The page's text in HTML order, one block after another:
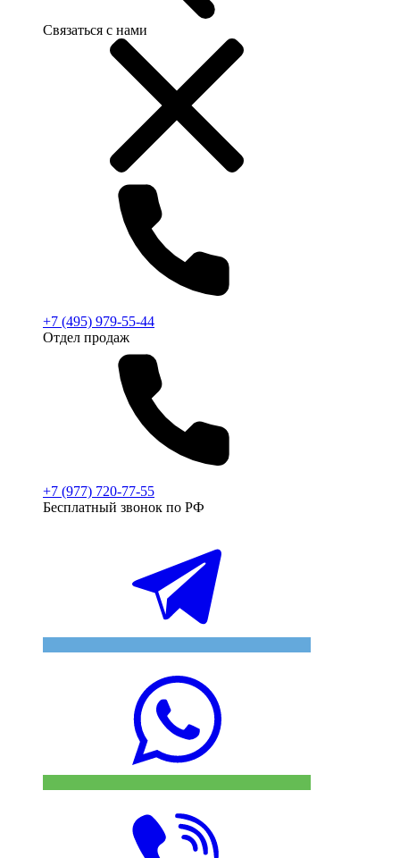
Связаться с нами
+7 (495) 979-55-44
Отдел продаж
+7 (977) 720-77-55
Бесплатный звонок по РФ